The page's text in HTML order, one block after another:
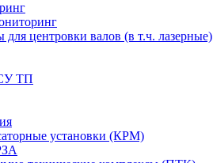
для центровки валов (в т.ч. лазерные)
ТП
установки (КРМ)